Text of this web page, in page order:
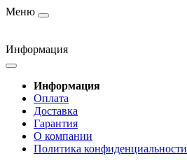
Меню
Информация
Информация
Оплата
Доставка
Гарантия
О компании
Политика конфиденциальности